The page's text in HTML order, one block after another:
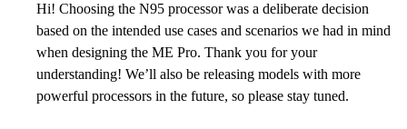
Hi! Choosing the N95 processor was a deliberate decision
based on the intended use cases and scenarios we had in mind
when designing the ME Pro. Thank you for your
understanding! We’ll also be releasing models with more
powerful processors in the future, so please stay tuned.